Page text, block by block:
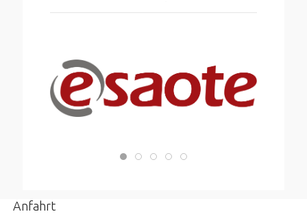
Anfahrt